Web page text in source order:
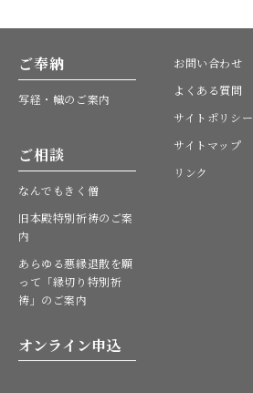
ご奉納
写経・幟のご案内
ご相談
なんでもきく僧
旧本殿特別祈祷のご案
内
あらゆる悪縁退散を願
って「縁切り特別祈
祷」のご案内
オンライン申込
お問い合わせ
よくある質問
サイトポリシー
サイトマップ
リンク